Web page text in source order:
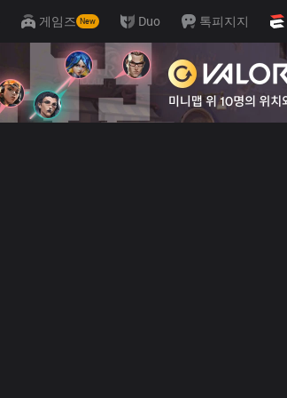
게임즈 New Duo 톡피지지